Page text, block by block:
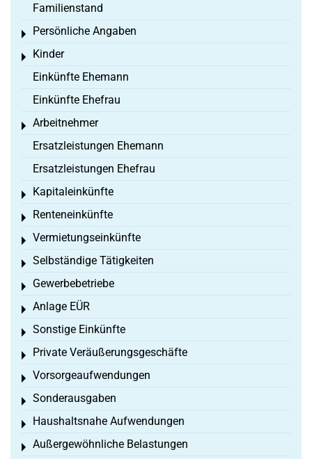
Familienstand
Persönliche Angaben
Toggle menu
Kinder
Toggle menu
Einkünfte Ehemann
Einkünfte Ehefrau
Arbeitnehmer
Toggle menu
Ersatzleistungen Ehemann
Ersatzleistungen Ehefrau
Kapitaleinkünfte
Toggle menu
Renteneinkünfte
Toggle menu
Vermietungseinkünfte
Toggle menu
Selbständige Tätigkeiten
Toggle menu
Gewerbebetriebe
Toggle menu
Anlage EÜR
Toggle menu
Sonstige Einkünfte
Toggle menu
Private Veräußerungsgeschäfte
Toggle menu
Vorsorgeaufwendungen
Toggle menu
Sonderausgaben
Toggle menu
Haushaltsnahe Aufwendungen
Toggle menu
Außergewöhnliche Belastungen
Toggle menu